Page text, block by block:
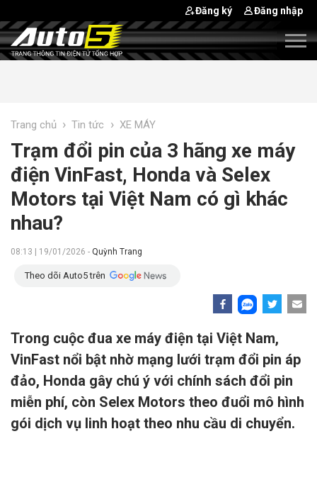
Đăng ký Đăng nhập
Trang chủ › Tin tức › XE MÁY
Trạm đổi pin của 3 hãng xe máy
điện VinFast, Honda và Selex
Motors tại Việt Nam có gì khác
nhau?
08:13 | 19/01/2026 - Quỳnh Trang
Theo dõi Auto5 trên
Trong cuộc đua xe máy điện tại Việt Nam,
VinFast nổi bật nhờ mạng lưới trạm đổi pin áp
đảo, Honda gây chú ý với chính sách đổi pin
miễn phí, còn Selex Motors theo đuổi mô hình
gói dịch vụ linh hoạt theo nhu cầu di chuyển.